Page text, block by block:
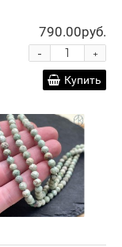
790.00руб.
+
-
Купить